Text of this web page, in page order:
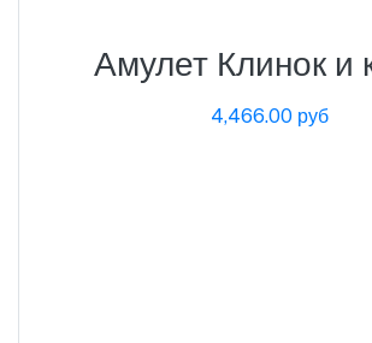
Амулет Клинок и
4,466.00 руб